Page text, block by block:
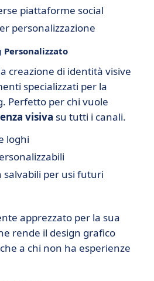
piattaforme social
personalizzazione
creazione di identità visive
specializzati per la
Perfetto per chi vuole
visiva su tutti i canali.
loghi
salvabili per usi futuri
apprezzato per la sua
rende il design grafico
a chi non ha esperienze